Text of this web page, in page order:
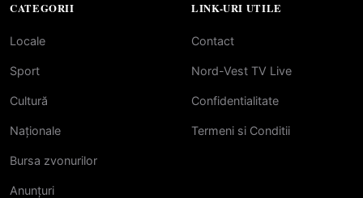
CATEGORII
Locale
Sport
Cultură
Naționale
Bursa zvonurilor
Anunțuri
LINK-URI UTILE
Contact
Nord-Vest TV Live
Confidentialitate
Termeni si Conditii